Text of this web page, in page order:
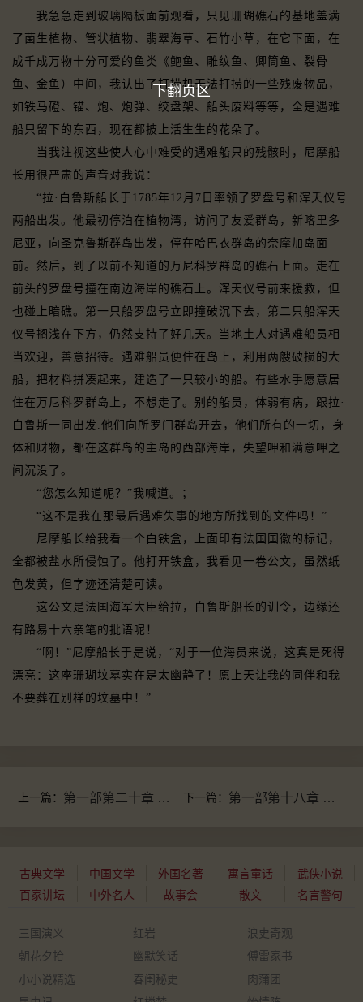
我急急走到玻璃隔板面前观看，只见珊瑚礁石的基地盖满
了菌生植物、管状植物、翡翠海草、石竹小草，在它下面，在
成千成万物十分可爱的鱼类《鲍鱼、雕纹鱼、卿筒鱼、裂骨
鱼、金鱼）中间，我认出了打捞机无法打捞的一些残废物品，
如铁马磴、锚、炮、炮弹、绞盘架、船头废料等等，全是遇难
船只留下的东西，现在都披上活生生的花朵了。
当我注视这些使人心中难受的遇难船只的残骸时，尼摩船
长用很严肃的声音对我说：
“拉·白鲁斯船长于1785年12月7日率领了罗盘号和浑夭仪号
两船出发。他最初停泊在植物湾，访问了友爱群岛，新喀里多
尼亚，向圣克鲁斯群岛出发，停在哈巴衣群岛的奈摩加岛面
前。然后，到了以前不知道的万尼科罗群岛的礁石上面。走在
前头的罗盘号撞在南边海岸的礁石上。浑天仪号前来援救，但
也碰上暗礁。第一只船罗盘号立即撞破沉下去，第二只船浑天
仪号搁浅在下方，仍然支持了好几天。当地土人对遇难船员相
当欢迎，善意招待。遇难船员便住在岛上，利用两艘破损的大
船，把材料拼凑起来，建造了一只较小的船。有些水手愿意居
住在万尼科罗群岛上，不想走了。别的船员，体弱有病，跟拉·
白鲁斯一同出发.他们向所罗门群岛开去，他们所有的一切，身
体和财物，都在这群岛的主岛的西部海岸，失望呷和满意呷之
间沉没了。
“您怎么知道呢？”我喊道。；
“这不是我在那最后遇难失事的地方所找到的文件吗！”
尼摩船长给我看一个白铁盒，上面印有法国国徽的标记，
全都被盐水所侵蚀了。他打开铁盒，我看见一卷公文，虽然纸
色发黄，但字迹还清楚可读。
这公文是法国海军大臣给拉，白鲁斯船长的训令，边缘还
有路易十六亲笔的批语呢！
“啊！”尼摩船长于是说，“对于一位海员来说，这真是死得
漂亮：这座珊瑚坟墓实在是太幽静了！愿上天让我的同伴和我
不要葬在别样的坟墓中！”
上一篇： 第一部第二十章 托列斯海峡 下一篇： 第一部第十八章 太平洋下四千里
古典文学 中国文学 外国名著 寓言童话
武侠小说
百家讲坛
中外名人 故事会 散文 名言警句
三国演义 红岩
浪史奇观
朝花夕拾
幽默笑话
傅雷家书
小小说精选
春闺秘史
肉蒲团
下翻页区